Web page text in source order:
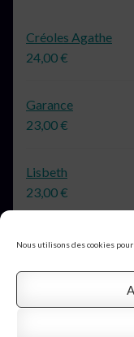
Nous utilisons des cookies
Créoles Agathe
24,00€
Garance
23,00€
Lisbeth
23,00€
© Au Boudoir